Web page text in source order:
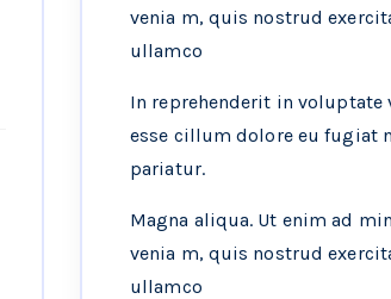
venia m, quis nostrud
ullamco
In reprehenderit in voluptate
esse cillum dolore eu fugiat
pariatur.
Magna aliqua. Ut enim ad
venia m, quis nostrud
ullamco